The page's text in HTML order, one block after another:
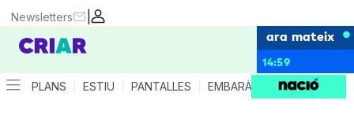
|
Newsletters
ara mateix
14:59
PLANS ESTIU PANTALLES EMBARÀS CRIANÇA